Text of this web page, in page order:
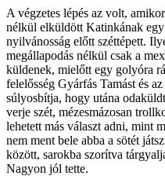
A végzetes lépés az volt,
nélkül elküldött Katinkának egy
nyilvánosság előtt széttépett.
megállapodás nélkül csak a
küldenek, mielőtt egy golyóra
felelősség Gyárfás Tamást és
súlyosbítja, hogy utána
verje szét, mézesmázosan
lehetett más választ adni, mint
nem ment bele abba a sötét
között, sarokba szorítva
Nagyon jól tette.